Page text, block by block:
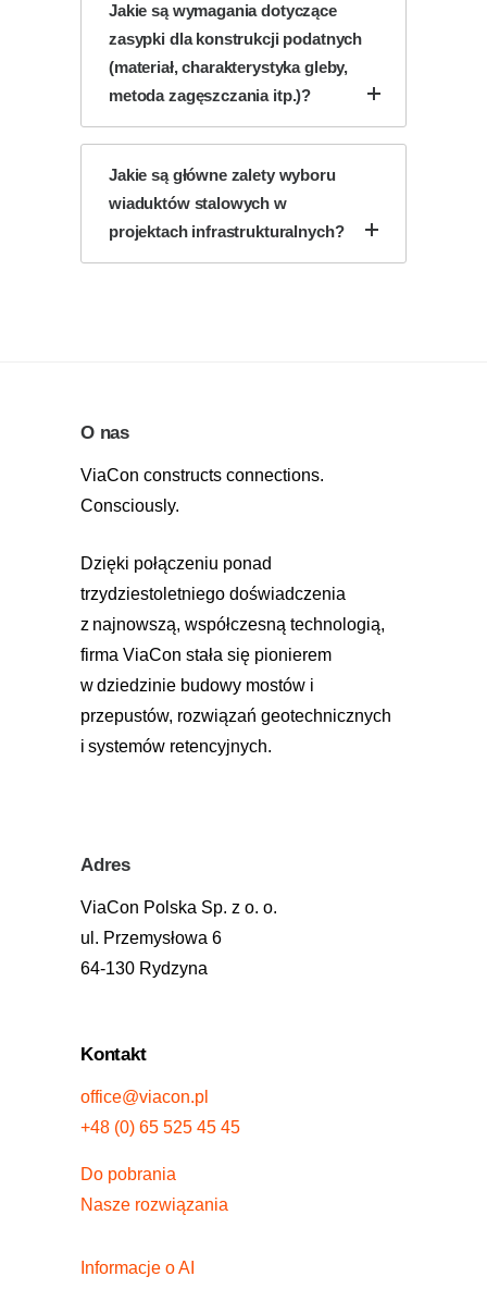
Jakie są wymagania dotyczące
zasypki dla konstrukcji podatnych
(materiał, charakterystyka gleby,
metoda zagęszczania itp.)?
Jakie są główne zalety wyboru
wiaduktów stalowych w
projektach infrastrukturalnych?
O nas
ViaCon constructs connections.
Consciously.
Dzięki połączeniu ponad
trzydziestoletniego doświadczenia
z najnowszą, współczesną technologią,
firma ViaCon stała się pionierem
w dziedzinie budowy mostów i
przepustów, rozwiązań geotechnicznych
i systemów retencyjnych.
Adres
ViaCon Polska Sp. z o. o.
ul. Przemysłowa 6
64-130 Rydzyna
Kontakt
office@viacon.pl
+48 (0) 65 525 45 45
Do pobrania
Nasze rozwiązania
Informacje o AI